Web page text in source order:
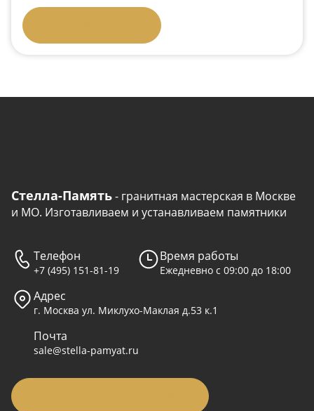
Стелла-Память- гранитная мастерская в Москве
и МО. Изготавливаем и устанавливаем памятники
Телефон
+7 (495) 151-81-19
Время работы
Ежедневно с 09:00 до 18:00
Адрес
г. Москва ул. Миклухо-Маклая д.53 к.1
Почта
sale@stella-pamyat.ru